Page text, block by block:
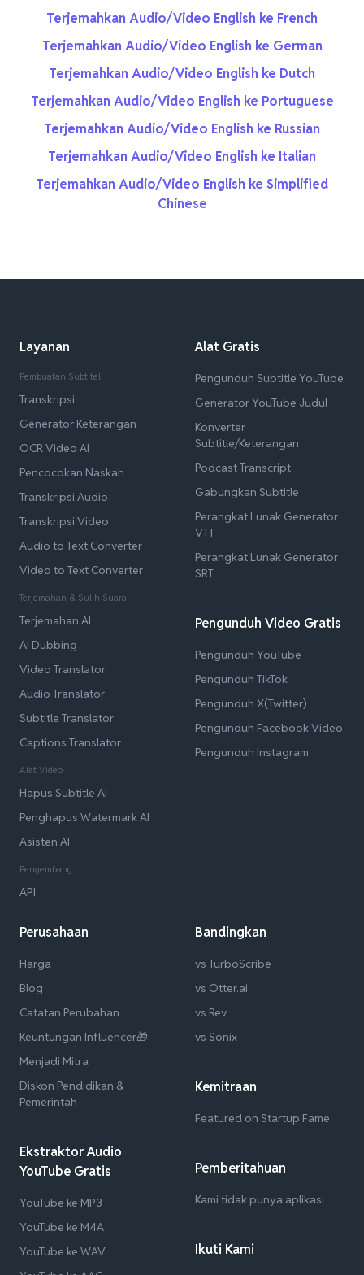
Terjemahkan Audio/Video English ke French
Terjemahkan Audio/Video English ke German
Terjemahkan Audio/Video English ke Dutch
Terjemahkan Audio/Video English ke Portuguese
Terjemahkan Audio/Video English ke Russian
Terjemahkan Audio/Video English ke Italian
Terjemahkan Audio/Video English ke Simplified
Chinese
Layanan
Pembuatan Subtitel
Transkripsi
Generator Keterangan
OCR Video AI
Pencocokan Naskah
Transkripsi Audio
Transkripsi Video
Audio to Text Converter
Video to Text Converter
Terjemahan & Sulih Suara
Terjemahan AI
AI Dubbing
Video Translator
Audio Translator
Subtitle Translator
Captions Translator
Alat Video
Hapus Subtitle AI
Penghapus Watermark AI
Asisten AI
Pengembang
API
Alat Gratis
Pengunduh Subtitle YouTube
Generator YouTube Judul
Konverter
Subtitle/Keterangan
Podcast Transcript
Gabungkan Subtitle
Perangkat Lunak Generator
VTT
Perangkat Lunak Generator
SRT
Pengunduh Video Gratis
Pengunduh YouTube
Pengunduh TikTok
Pengunduh X(Twitter)
Pengunduh Facebook Video
Pengunduh Instagram
Perusahaan
Harga
Blog
Catatan Perubahan
Keuntungan Influencer🎁
Menjadi Mitra
Diskon Pendidikan &
Pemerintah
Ekstraktor Audio
YouTube Gratis
YouTube ke MP3
YouTube ke M4A
YouTube ke WAV
Bandingkan
vs TurboScribe
vs Otter.ai
vs Rev
vs Sonix
Kemitraan
Featured on Startup Fame
Pemberitahuan
Kami tidak punya aplikasi
Ikuti Kami